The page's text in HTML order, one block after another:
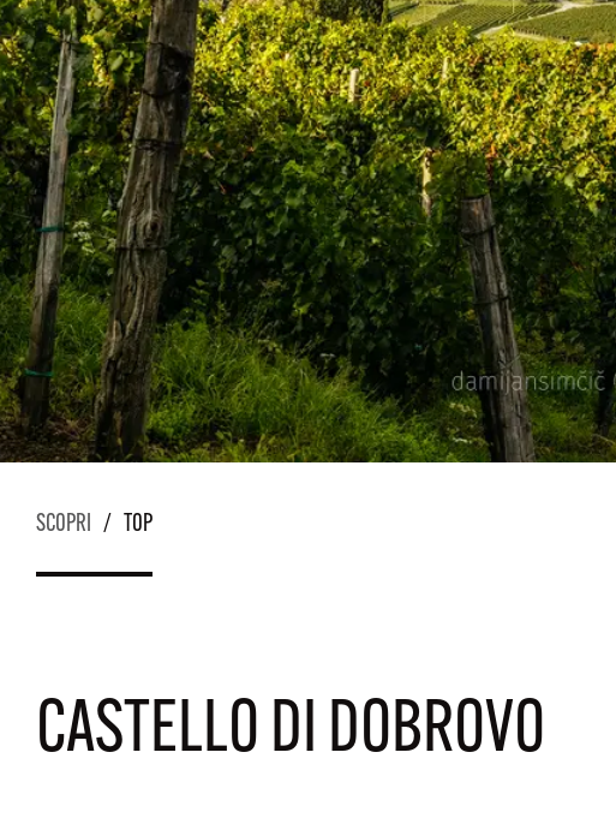
SCOPRI / TOP
CASTELLO DI DOBROVO